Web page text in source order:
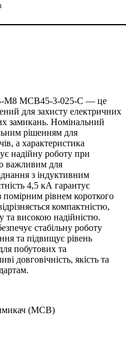
M8 MCB45-3-025-C — це
для захисту електричних
замикань. Номінальний
рішенням для
а характеристика
надійну роботу при
важливим для
з індуктивним
4,5 кА гарантує
помірним рівнем короткого
компактністю,
високою надійністю.
стабільну роботу
та підвищує рівень
побутових та
довговічність, якість та
(MCB)